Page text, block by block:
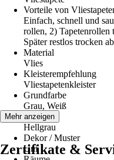
Vorteile von
Einfach, schnell und
rollen, 2) Tapetenrollen
Später restlos trocken
Material
Vlies
Kleisterempfehlung
Vliestapetenkleister
Grundfarbe
Grau, Weiß
Farbton
Hellgrau
Dekor / Muster
Uni
Mehr anzeigen
Zertifikate &